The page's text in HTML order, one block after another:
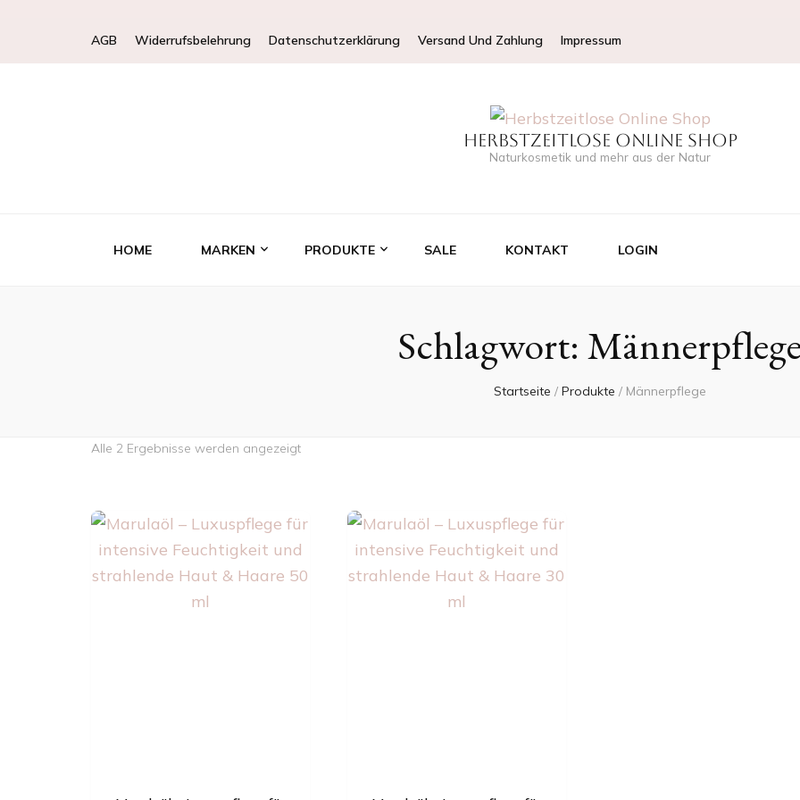
AGB Widerrufsbelehrung Datenschutzerklärung Versand Und Zahlung Impressum
Herbstzeitlose Online Shop
Naturkosmetik und mehr aus der Natur
HOME MARKEN PRODUKTE SALE KONTAKT LOGIN
Schlagwort:
Startseite / Produkte / Männerpflege
Alle 2 Ergebnisse werden angezeigtNach